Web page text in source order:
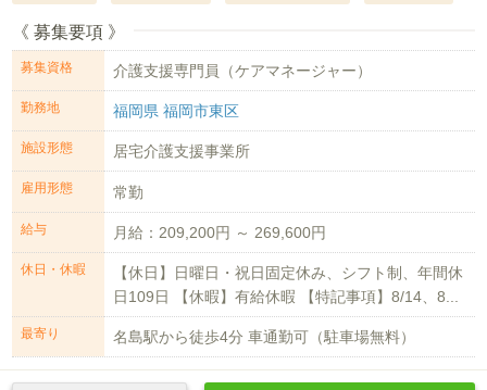
《 募集要項 》
募集資格 介護支援専門員（ケアマネージャー）
勤務地 福岡県 福岡市東区
施設形態 居宅介護支援事業所
雇用形態 常勤
給与 月給：209,200円 ～ 269,600円
休日・休暇
【休日】日曜日・祝日固定休み、シフト制、年間休
日109日 【休暇】有給休暇 【特記事項】8/14、8...
最寄り 名島駅から徒歩4分 車通勤可（駐車場無料）